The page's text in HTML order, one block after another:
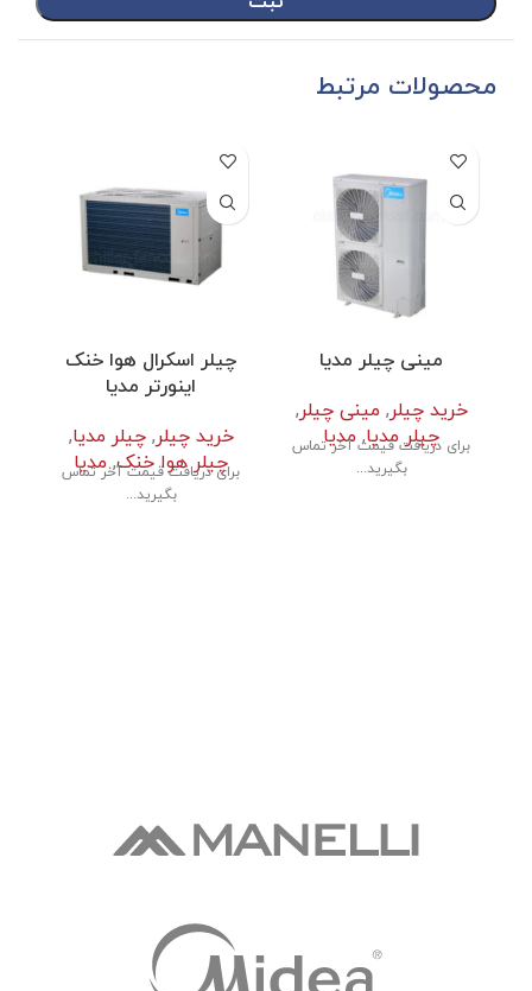
محصولات مرتبط
مینی چیلر مدیا
خرید چیلر, مینی چیلر,
چیلر مدیا, مدیا
برای دریافت قیمت آخر تماس
بگیرید...
چیلر اسکرال هوا خنک
اینورتر مدیا
خرید چیلر,چیلر مدیا,
چیلر هوا خنک,مدیا
برای دریافت قیمت آخر تماس
بگیرید...